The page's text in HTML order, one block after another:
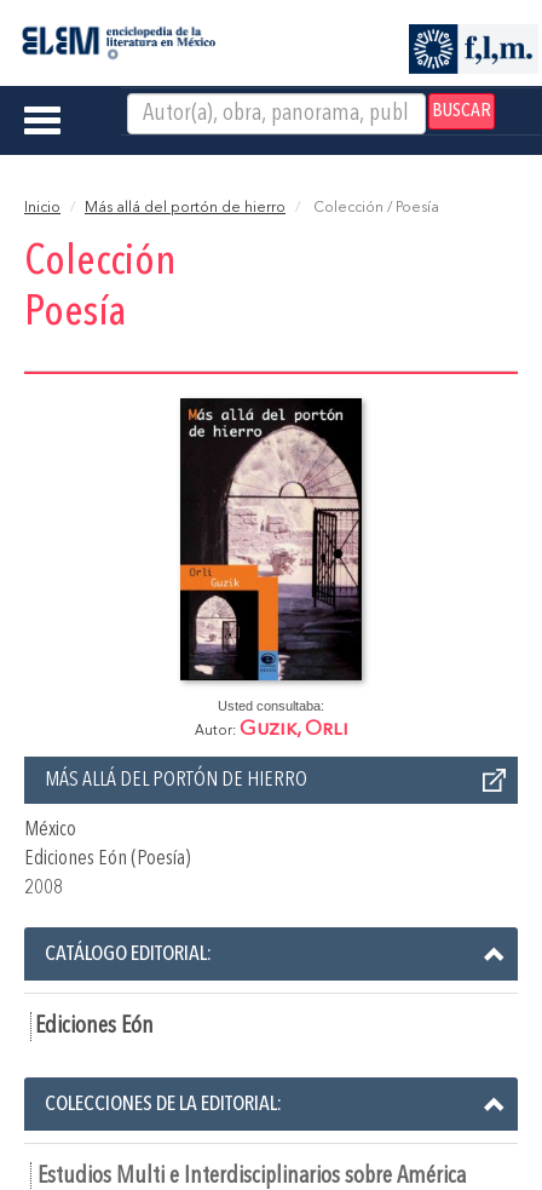
BUSCAR
Toggle
Inicio Más allá del portón de hierro Colección / Poesía
Colección
Poesía
Usted consultaba:
Autor: Guzik, Orli
MÁS ALLÁ DEL PORTÓN DE HIERRO
México
Ediciones Eón (Poesía)
2008
CATÁLOGO EDITORIAL:
Ediciones Eón
COLECCIONES DE LA EDITORIAL:
Estudios Multi e Interdisciplinarios sobre América